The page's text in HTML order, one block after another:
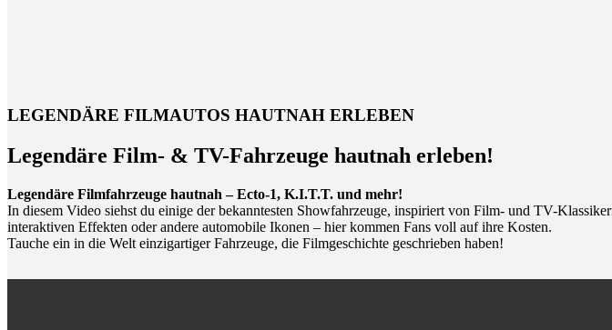
LEGENDÄRE FILMAUTOS HAUTNAH ERLEBEN
Legendäre Film- & TV-Fahrzeuge hautnah erleben!
Legendäre Filmfahrzeuge hautnah – Ecto-1, K.I.T.T. und mehr!
In diesem Video siehst du einige der bekanntesten Showfahrzeuge, inspiriert von Film- und TV-
interaktiven Effekten oder andere automobile Ikonen – hier kommen Fans voll auf ihre Kosten.
Tauche ein in die Welt einzigartiger Fahrzeuge, die Filmgeschichte geschrieben haben!